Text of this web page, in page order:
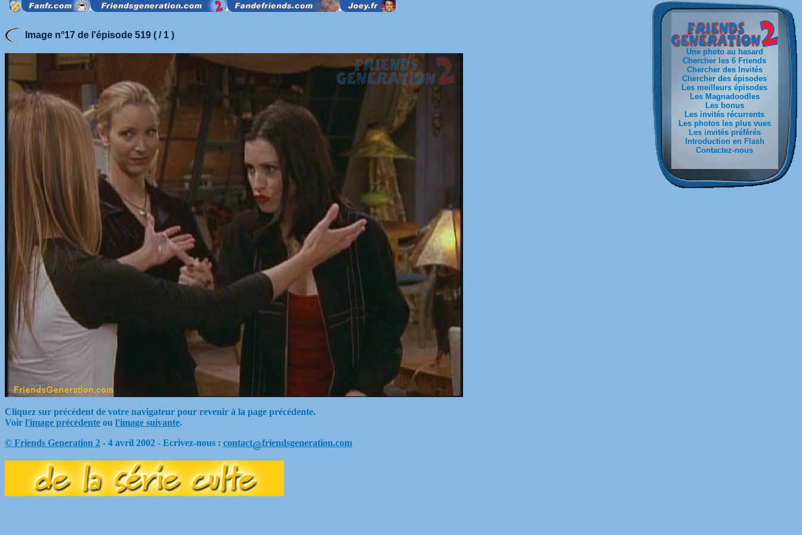
Une photo au hasard
Chercher les 6 Friends
Chercher des Invités
Chercher des épisodes
Les meilleurs épisodes
Les Magnadoodles
Les bonus
Les invités récurrents
Les photos les plus vues
Les invités préférés
Introduction en Flash
Contactez-nous
Image n°17 de l'épisode 519 ( / 1 )
Cliquez sur précédent de votre navigateur pour revenir à la page précédente.
Voir l'image précédente ou l'image suivante.
© Friends Generation 2 - 4 avril 2002 - Ecrivez-nous : contact friendsgeneration.com